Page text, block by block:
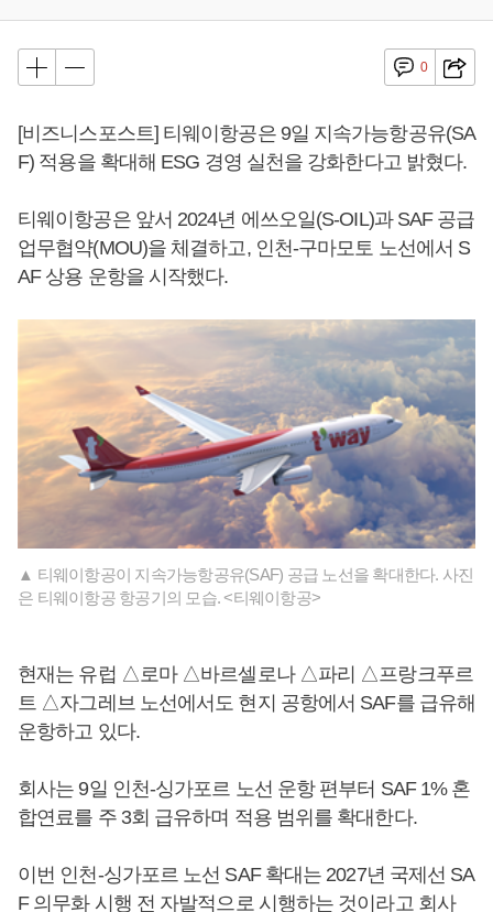
0
[비즈니스포스트] 티웨이항공은 9일 지속가능항공유(SA
F) 적용을 확대해 ESG 경영 실천을 강화한다고 밝혔다.
티웨이항공은 앞서 2024년 에쓰오일(S-OIL)과 SAF 공급
업무협약(MOU)을 체결하고, 인천-구마모토 노선에서 S
AF 상용 운항을 시작했다.
▲ 티웨이항공이 지속가능항공유(SAF) 공급 노선을 확대한다. 사진
은 티웨이항공 항공기의 모습. <티웨이항공>
현재는 유럽 △로마 △바르셀로나 △파리 △프랑크푸르
트 △자그레브 노선에서도 현지 공항에서 SAF를 급유해
운항하고 있다.
회사는 9일 인천-싱가포르 노선 운항 편부터 SAF 1% 혼
합연료를 주 3회 급유하며 적용 범위를 확대한다.
이번 인천-싱가포르 노선 SAF 확대는 2027년 국제선 SA
F 의무화 시행 전 자발적으로 시행하는 것이라고 회사